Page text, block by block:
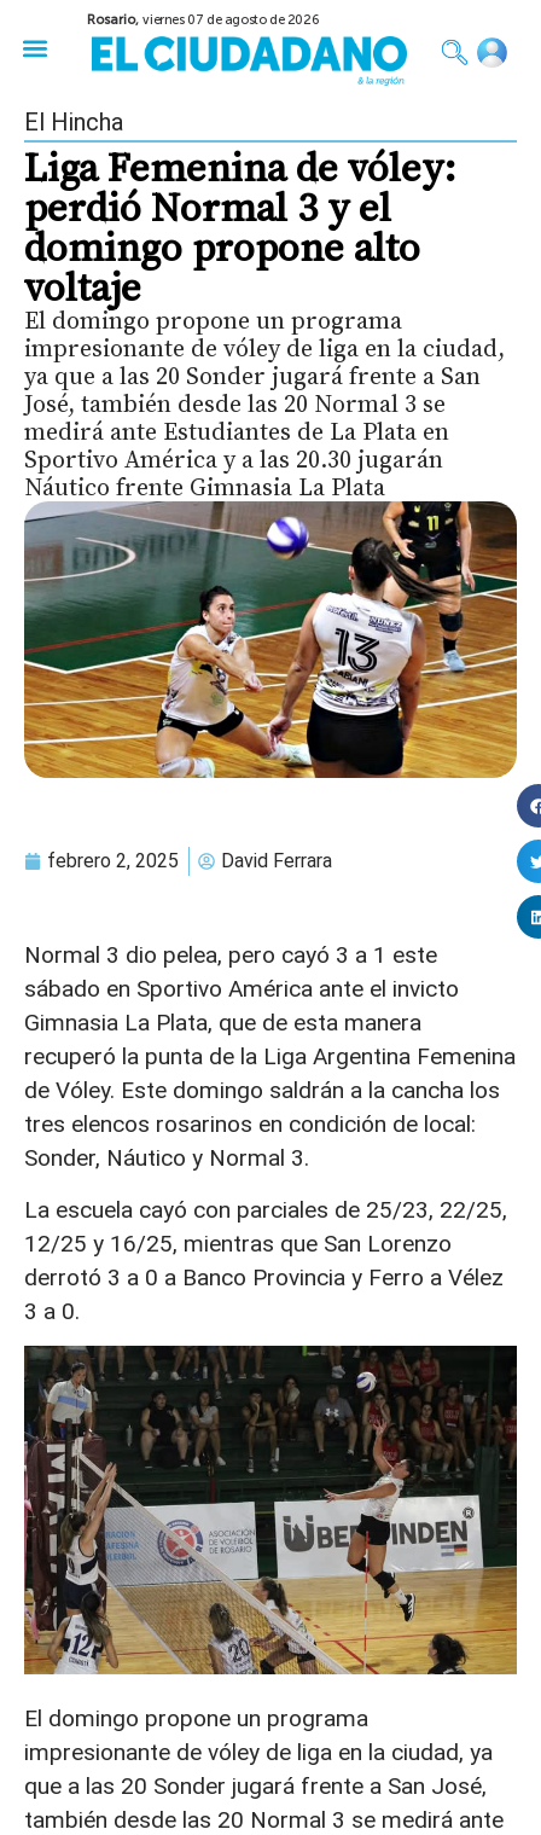
Rosario,viernes 07 de agosto de 2026
El Hincha
Liga Femenina de vóley:
perdió Normal 3 y el
domingo propone alto
voltaje
El domingo propone un programa
impresionante de vóley de liga en la ciudad,
ya que a las 20 Sonder jugará frente a San
José, también desde las 20 Normal 3 se
medirá ante Estudiantes de La Plata en
Sportivo América y a las 20.30 jugarán
Náutico frente Gimnasia La Plata
febrero 2, 2025 David Ferrara
Normal 3 dio pelea, pero cayó 3 a 1 este
sábado en Sportivo América ante el invicto
Gimnasia La Plata, que de esta manera
recuperó la punta de la Liga Argentina Femenina
de Vóley. Este domingo saldrán a la cancha los
tres elencos rosarinos en condición de local:
Sonder, Náutico y Normal 3.
La escuela cayó con parciales de 25/23, 22/25,
12/25 y 16/25, mientras que San Lorenzo
derrotó 3 a 0 a Banco Provincia y Ferro a Vélez
3 a 0.
El domingo propone un programa
impresionante de vóley de liga en la ciudad, ya
que a las 20 Sonder jugará frente a San José,
también desde las 20 Normal 3 se medirá ante